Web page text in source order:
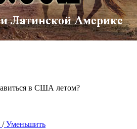
в США летом?
/Уменьшить